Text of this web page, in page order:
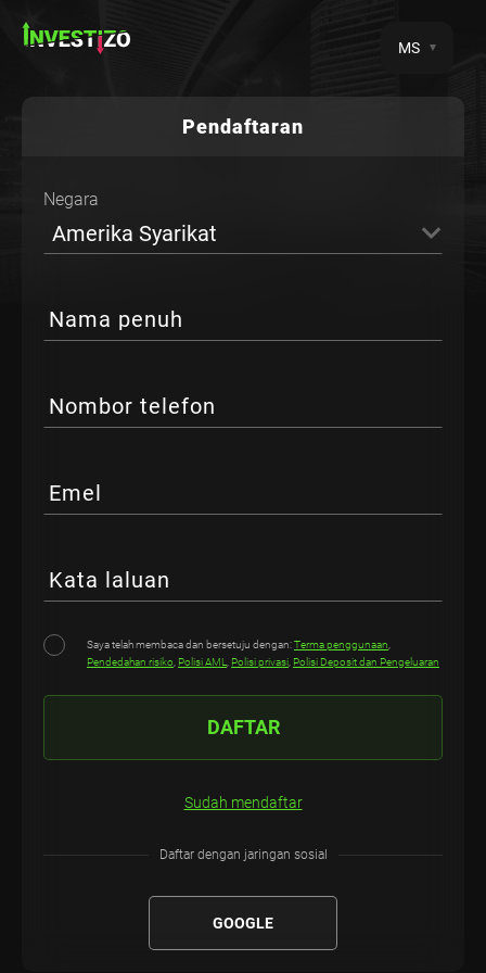
MS
Pendaftaran
Negara
Amerika Syarikat
Nama penuh
Nombor telefon
Emel
Kata laluan
Saya telah membaca dan bersetuju dengan:Terma penggunaan
Pendedahan risiko Polisi AML Polisi privasi Polisi Deposit dan Pengeluaran
DAFTAR
Sudah mendaftar
Daftar dengan jaringan sosial
GOOGLE